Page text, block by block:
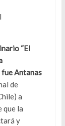
“El
Antanas
de
a
que la
y